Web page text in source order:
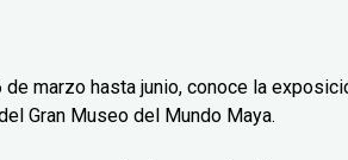
de marzo hasta junio, conoce la
Gran Museo del Mundo Maya.